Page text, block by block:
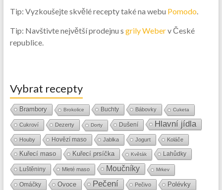
Tip: Vyzkoušejte skvělé recepty také na webu Pomodo.
Tip: Navštivte největší prodejnu s grily Weberv České
republice.
Vybrat recepty
Brambory Brokolice Buchty Bábovky Cuketa
Cukroví Dezerty Dorty Dušení Hlavní jídla
Houby Hovězí maso Jablka Jogurt Koláče
Kuřecí maso Kuřecí prsíčka Květák Lahůdky
Luštěniny Mleté maso Moučníky Mrkev
Omáčky Ovoce Pečení Pečivo Polévky